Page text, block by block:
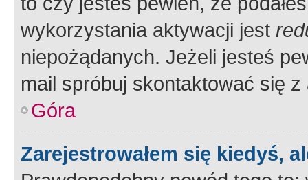
wykorzystania aktywacji jest
niepożądanych. Jeżeli jesteś
mail spróbuj skontaktować się
Góra
Zarejestrowałem się kiedyś,